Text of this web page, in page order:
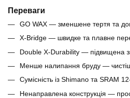
Переваги
GO WAX — зменшене тертя та
X-Bridge — швидке та плавне
Double X-Durability — підвищена
Менше налипання бруду —
Сумісність із Shimano та SRAM
Ненаправлена конструкція —